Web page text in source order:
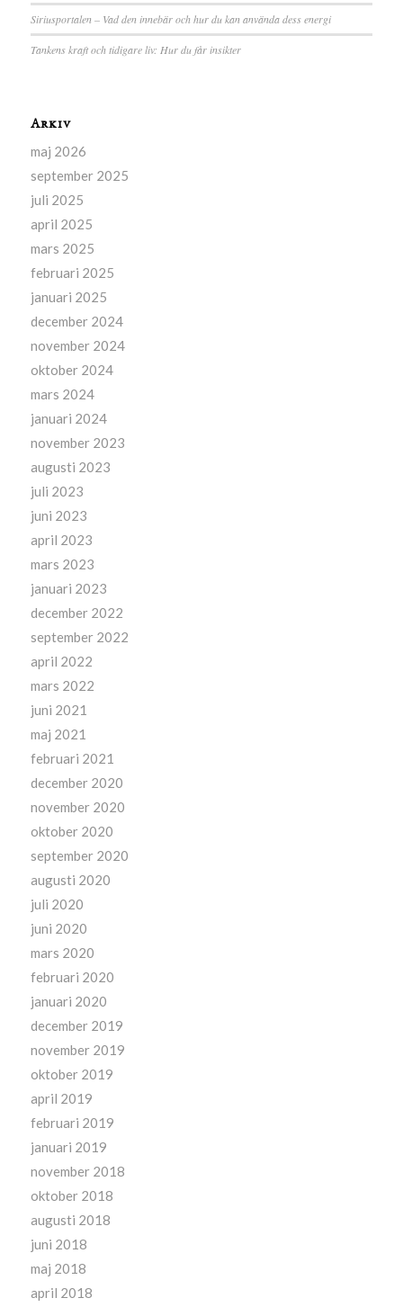
Siriusportalen – Vad den innebär och hur du kan använda dess energi
Tankens kraft och tidigare liv: Hur du får insikter
Arkiv
maj 2026
september 2025
juli 2025
april 2025
mars 2025
februari 2025
januari 2025
december 2024
november 2024
oktober 2024
mars 2024
januari 2024
november 2023
augusti 2023
juli 2023
juni 2023
april 2023
mars 2023
januari 2023
december 2022
september 2022
april 2022
mars 2022
juni 2021
maj 2021
februari 2021
december 2020
november 2020
oktober 2020
september 2020
augusti 2020
juli 2020
juni 2020
mars 2020
februari 2020
januari 2020
december 2019
november 2019
oktober 2019
april 2019
februari 2019
januari 2019
november 2018
oktober 2018
augusti 2018
juni 2018
maj 2018
april 2018